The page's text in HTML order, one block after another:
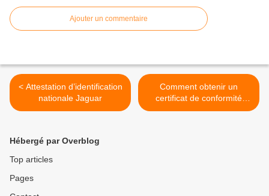
Ajouter un commentaire
< Attestation d’identification
nationale Jaguar
Comment obtenir un
certificat de conformité
Daihatsu ? >
Hébergé par Overblog
Top articles
Pages